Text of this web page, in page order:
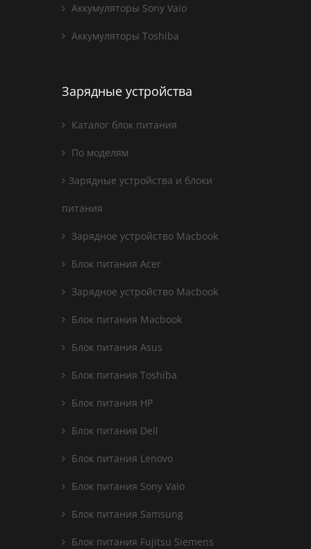
Аккумуляторы Sony Vaio
Аккумуляторы Toshiba
Зарядные устройства
Каталог блок питания
По моделям
Зарядные устройства и блоки
питания
Зарядное устройство Macbook
Блок питания Acer
Зарядное устройство Macbook
Блок питания Macbook
Блок питания Asus
Блок питания Toshiba
Блок питания HP
Блок питания Dell
Блок питания Lenovo
Блок питания Sony Vaio
Блок питания Samsung
Блок питания Fujitsu Siemens